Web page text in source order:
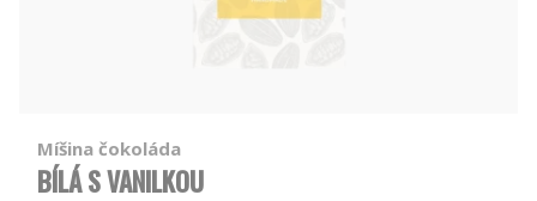
Míšina čokoláda
BÍLÁ S VANILKOU